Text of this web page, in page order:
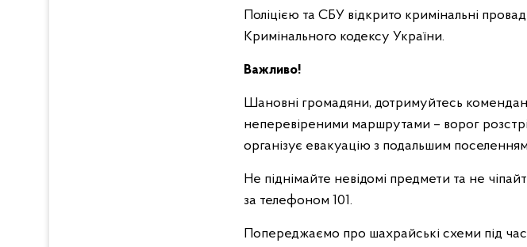
Поліцією та СБУ відкрито кримінальні
Кримінального кодексу України.
Важливо!
Шановні громадяни, дотримуйтесь
неперевіреними маршрутами – ворог
організує евакуацію з подальшим
Не піднімайте невідомі предмети та не
за телефоном 101.
Попереджаємо про шахрайські схеми під